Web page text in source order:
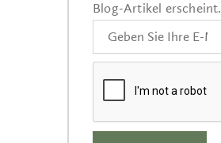
Blog-Artikel erscheint.